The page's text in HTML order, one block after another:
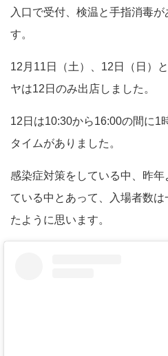
入口で受付、検温と手指消毒
す。
12月11日（土）、12日（日）
ヤは12日のみ出店しました。
12日は10:30から16:00の間に1
タイムがありました。
感染症対策をしている中、昨
ている中とあって、入場者数
たように思います。